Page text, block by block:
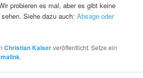
probieren es mal, aber es gibt keine
Siehe dazu auch:Absage oder
Christian Kaiserveröffentlicht. Setze ein
.